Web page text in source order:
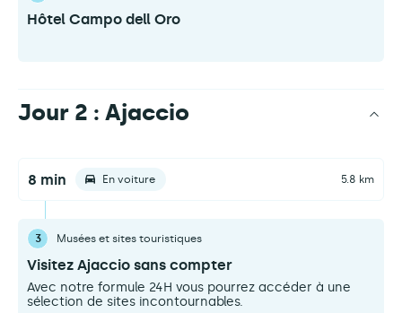
Hôtel Campo dell Oro
Jour 2 : Ajaccio
8 min En voiture 5.8 km
3 Musées et sites touristiques
Visitez Ajaccio sans compter
Avec notre formule 24H vous pourrez accéder à une
sélection de sites incontournables.